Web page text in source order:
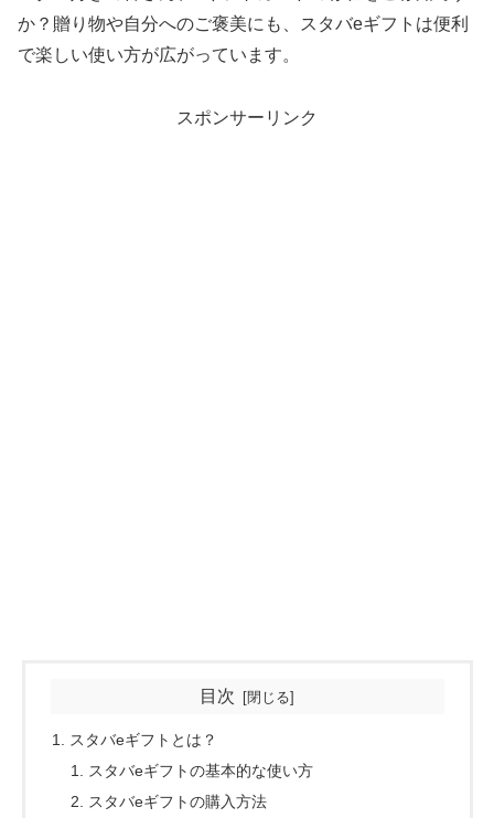
か？贈り物や自分へのご褒美にも、スタバeギフトは便利
で楽しい使い方が広がっています。
スポンサーリンク
目次
スタバeギフトとは？
スタバeギフトの基本的な使い方
スタバeギフトの購入方法